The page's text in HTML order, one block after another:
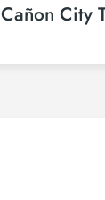
Cañon City